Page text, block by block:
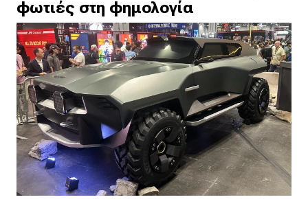
φωτιές στη φημολογία